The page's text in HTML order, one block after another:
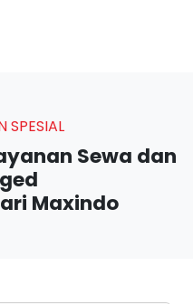
SPESIAL
Sewa dan
Maxindo